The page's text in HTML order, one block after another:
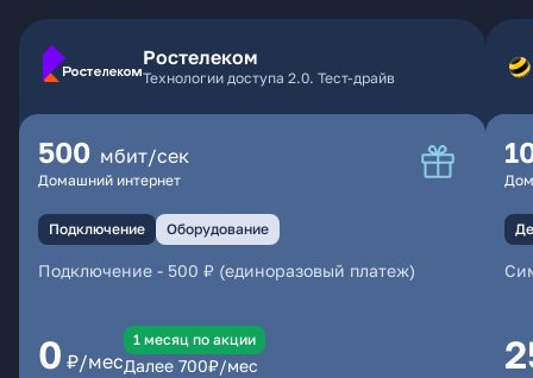
Ростелеком
Технологии доступа 2.0. Тест-драйв
500 мбит/сек
Домашний интернет
Подключение Оборудование
Подключение - 500 ₽ (единоразовый платеж)
0 ₽/мес
1 месяц по акции
Далее 700₽/мес